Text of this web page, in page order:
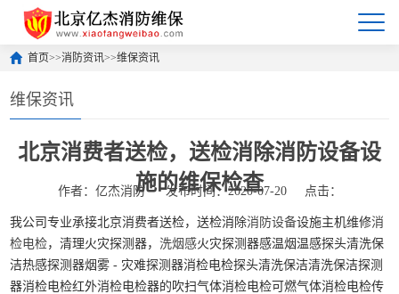
首页>>消防资讯>>维保资讯
维保资讯
北京消费者送检，送检消除消防设备设
施的维保检查
作者：亿杰消防 发布时间：2020-07-20 点击：
我公司专业承接北京消费者送检，送检消除消防设备设施主机维修消
检电检，清理火灾探测器， 洗烟感火灾探测器感温烟温感探头清洗保
洁热感探测器烟雾 - 灾难探测器消检电检探头清洗保洁清洗保洁探测
器消检电检红外消检电检器的吹扫气体消检电检可燃气体消检电检传